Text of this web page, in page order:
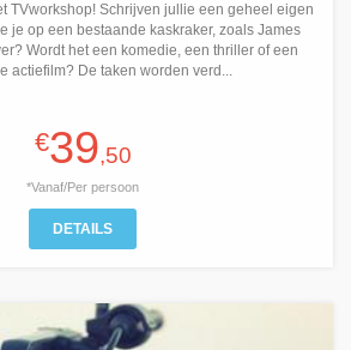
TVworkshop! Schrijven jullie een geheel eigen
je op een bestaande kaskraker, zoals James
Wordt het een komedie, een thriller of een
actiefilm? De taken worden verd...
€39,50
*Vanaf/Per persoon
DETAILS